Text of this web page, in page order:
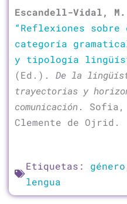
Escandell-Vidal,
“Reflexiones sobre
categoría
y tipología
(Ed.). De la
trayectorias y
comunicación . Sofia,
Clemente de Ojrid.
Etiquetas: género
lengua